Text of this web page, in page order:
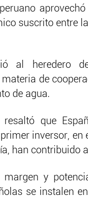
suscrito entre
al heredero
de
de agua.
que
inversor, en
han contribuido
margen y
se instalen